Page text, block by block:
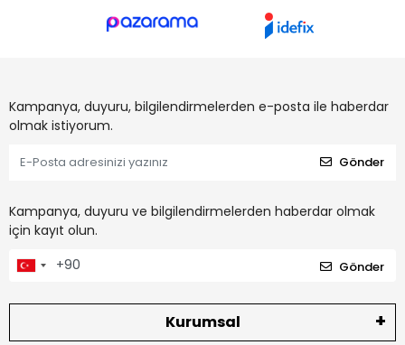
Kampanya, duyuru, bilgilendirmelerden e-posta ile haberdar
olmak istiyorum.
Gönder
Kampanya, duyuru ve bilgilendirmelerden haberdar olmak
için kayıt olun.
Gönder
Kurumsal